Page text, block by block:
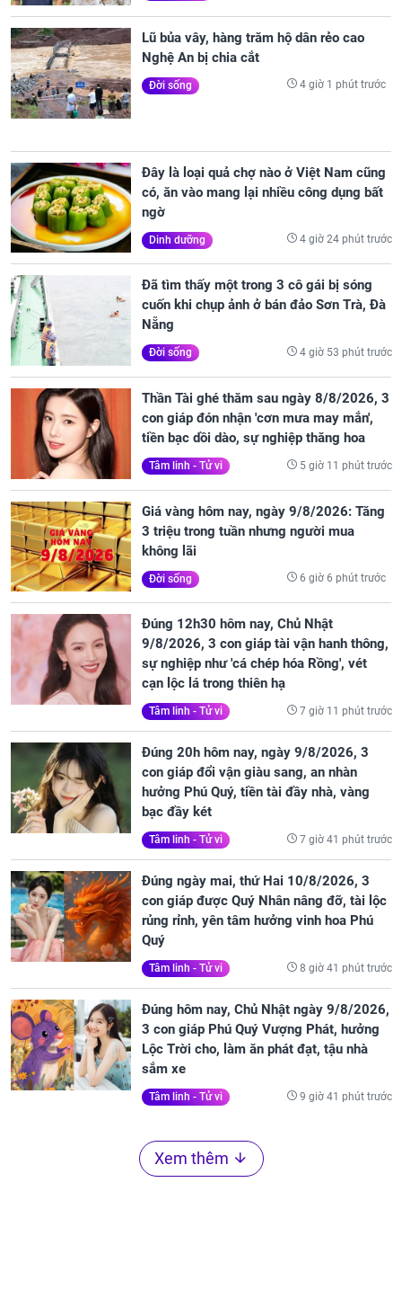
Lũ bủa vây, hàng trăm hộ dân rẻo cao
Nghệ An bị chia cắt
Đời sống 4 giờ 1 phút trước
Đây là loại quả chợ nào ở Việt Nam cũng
có, ăn vào mang lại nhiều công dụng bất
ngờ
Dinh dưỡng 4 giờ 24 phút trước
Đã tìm thấy một trong 3 cô gái bị sóng
cuốn khi chụp ảnh ở bán đảo Sơn Trà, Đà
Nẵng
Đời sống 4 giờ 53 phút trước
Thần Tài ghé thăm sau ngày 8/8/2026, 3
con giáp đón nhận 'cơn mưa may mắn',
tiền bạc dồi dào, sự nghiệp thăng hoa
Tâm linh - Tử vi 5 giờ 11 phút trước
Giá vàng hôm nay, ngày 9/8/2026: Tăng
3 triệu trong tuần nhưng người mua
không lãi
Đời sống 6 giờ 6 phút trước
Đúng 12h30 hôm nay, Chủ Nhật
9/8/2026, 3 con giáp tài vận hanh thông,
sự nghiệp như 'cá chép hóa Rồng', vét
cạn lộc lá trong thiên hạ
Tâm linh - Tử vi 7 giờ 11 phút trước
Đúng 20h hôm nay, ngày 9/8/2026, 3
con giáp đổi vận giàu sang, an nhàn
hưởng Phú Quý, tiền tài đầy nhà, vàng
bạc đầy két
Tâm linh - Tử vi 7 giờ 41 phút trước
Đúng ngày mai, thứ Hai 10/8/2026, 3
con giáp được Quý Nhân nâng đỡ, tài lộc
rủng rỉnh, yên tâm hưởng vinh hoa Phú
Quý
Tâm linh - Tử vi 8 giờ 41 phút trước
Đúng hôm nay, Chủ Nhật ngày 9/8/2026,
3 con giáp Phú Quý Vượng Phát, hưởng
Lộc Trời cho, làm ăn phát đạt, tậu nhà
sắm xe
Tâm linh - Tử vi 9 giờ 41 phút trước
Xem thêm